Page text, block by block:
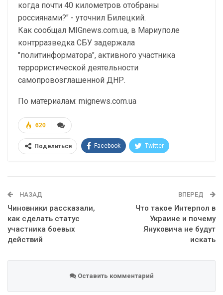
когда почти 40 километров отобраны
россиянами?" - уточнил Билецкий.
Как сообщал MIGnews.com.ua, в Мариуполе
контрразведка СБУ задержала
"политинформатора", активного участника
террористической деятельности
самопровозглашенной ДНР.
По материалам: mignews.com.ua
620
Поделиться Facebook Twitter
НАЗАД
Чиновники рассказали,
как сделать статус
участника боевых
действий
ВПЕРЕД
Что такое Интерпол в
Украине и почему
Януковича не будут
искать
Оставить комментарий